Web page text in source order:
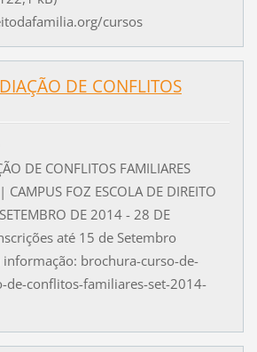
cursos
DE CONFLITOS
DE CONFLITOS FAMILIARES
CAMPUS FOZ ESCOLA DE DIREITO
DE 2014 - 28 DE
até 15 de Setembro
brochura-curso-de-
de-conflitos-familiares-set-2014-